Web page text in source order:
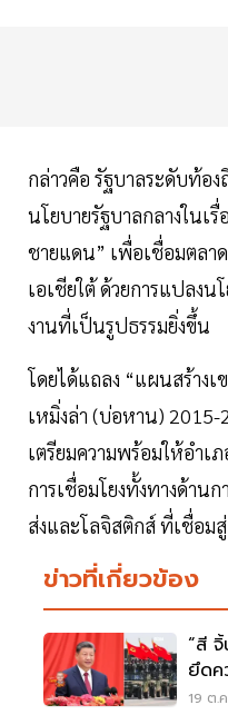
กล่าวคือ รัฐบาลระดับท้อ
นโยบายรัฐบาลกลางในเ
ชายแดน” เพื่อเชื่อมตลา
เอเชียใต้ ด้วยการแปลงน
งานที่เป็นรูปธรรมยิ่งขึ้น
โดยได้แถลง “แผนสร้าง
เหมิ่งล่า (บ่อหาน)
เตรียมความพร้อมให้อำเ
การเชื่อมโยงทั้งทางด้าน
ส่งและโลจิสติกส์ ที่เชื่อม
ข่าวที่เกี่ยวข้อง
“สี
ยึดค
19 ต.